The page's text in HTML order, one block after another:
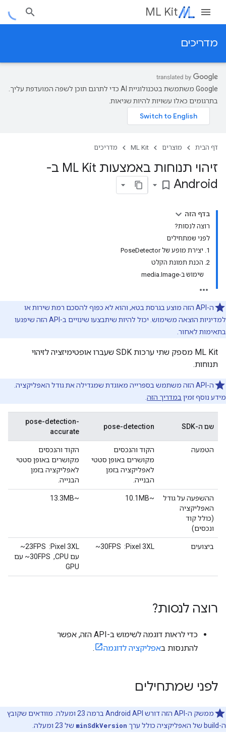
ML Kit
מדריכים
‫Google משתמשת בטכנולוגיית AI כדי לתרגם תוכן לשפה המועדפת עליך.
בתרגומים כאלו עשויות להיות שגיאות.
דף הבית מוצרים ML Kit מדריכים
זיהוי תנוחות באמצעות ML Kit ב-
Android
bookmark_border
בדף הזה
רוצה לנסות?
לפני שמתחילים
1. יצירת מופע של PoseDetector
2. הכנת תמונת הקלט
שימוש ב-media.Image
ה-API הזה מוצע בגרסת בטא, והוא לא כפוף להסכם רמת שירות או
למדיניות הוצאה משימוש. יכול להיות שיתבצעו שינויים ב-API הזה שיפגעו
בתאימות לאחור.
‫ML Kit מספק שתי ערכות SDK שעברו אופטימיזציה לזיהוי
תנוחות.
ה-API הזה משתמש בספרייה מאוגדת שמגדילה את גודל האפליקציה.
מידע נוסף זמין במדריך הזה
שם ה-SDK pose-detection
pose-detection-
accurate
הטמעה
הקוד והנכסים
מקושרים באופן סטטי
לאפליקציה בזמן
הבנייה.
הקוד והנכסים
מקושרים באופן סטטי
לאפליקציה בזמן
הבנייה.
ההשפעה על גודל
האפליקציה
(כולל קוד
ונכסים)
‫~10.1MB
‫~13.3MB
ביצועים ‫Pixel 3XL: ‏ ‎~30FPS
‫Pixel 3XL: ‏ ‎~23FPS
עם CPU, ‏ ‎~30FPS עם
GPU
רוצה לנסות?
כדי לראות דוגמה לשימוש ב-API הזה, אפשר
להתנסות באפליקציה לדוגמה .
לפני שמתחילים
ממשק ה-API הזה דורש Android API ברמה 23 ומעלה. מוודאים שקובץ
ה-build של האפליקציה כולל ערך
minSdkVersion של 23 ומעלה.